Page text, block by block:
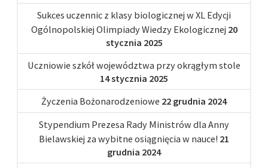
Sukces uczennic z klasy biologicznej w XL Edycji
Ogólnopolskiej Olimpiady Wiedzy Ekologicznej 20
stycznia 2025
Uczniowie szkół województwa przy okrągłym stole
14 stycznia 2025
Życzenia Bożonarodzeniowe 22 grudnia 2024
Stypendium Prezesa Rady Ministrów dla Anny
Bielawskiej za wybitne osiągnięcia w nauce! 21
grudnia 2024